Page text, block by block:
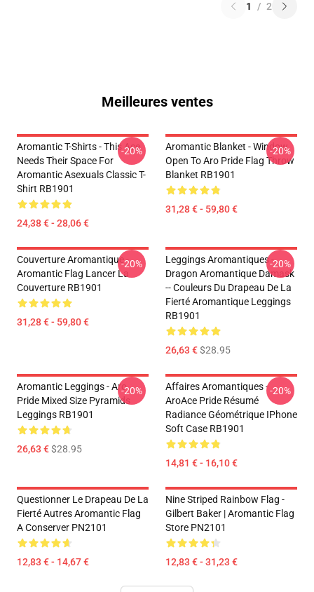
1 / 2
Meilleures ventes
Aromantic T-Shirts - This Ace
Needs Their Space For
Aromantic Asexuals Classic T-
Shirt RB1901
24,38 € - 28,06 €
-20%
Aromantic Blanket - Window
Open To Aro Pride Flag Throw
Blanket RB1901
31,28 € - 59,80 €
-20%
Couverture Aromantique -
Aromantic Flag Lancer La
Couverture RB1901
31,28 € - 59,80 €
-20%
Leggings Aromantiques -
Dragon Aromantique Damask
-- Couleurs Du Drapeau De La
Fierté Aromantique Leggings
RB1901
26,63 €$28.95
-20%
Aromantic Leggings - Aro
Pride Mixed Size Pyramids
Leggings RB1901
26,63 €$28.95
-20%
Affaires Aromantiques -
AroAce Pride Résumé
Radiance Géométrique IPhone
Soft Case RB1901
14,81 € - 16,10 €
-20%
Questionner Le Drapeau De La
Fierté Autres Aromantic Flag
A Conserver PN2101
12,83 € - 14,67 €
Nine Striped Rainbow Flag -
Gilbert Baker | Aromantic Flag
Store PN2101
12,83 € - 31,23 €